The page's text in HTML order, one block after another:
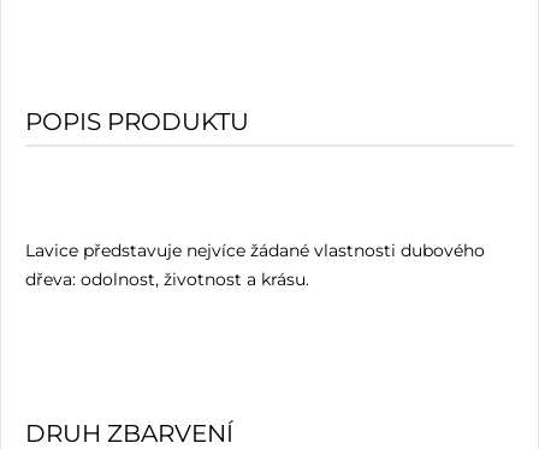
POPIS PRODUKTU
Lavice představuje nejvíce žádané vlastnosti dubového
dřeva: odolnost, životnost a krásu.
DRUH ZBARVENÍ